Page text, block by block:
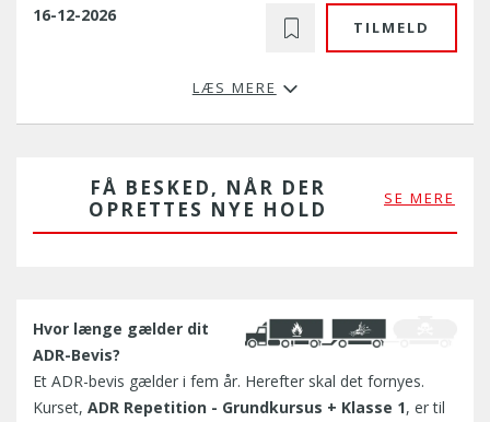
16-12-2026
LÆS MERE
TILMELD
FÅ BESKED, NÅR DER
OPRETTES NYE HOLD
SE MERE
Hvor længe gælder dit
ADR-Bevis?
Et ADR-bevis gælder i fem år. Herefter skal det fornyes.
Kurset, ADR Repetition - Grundkursus + Klasse 1, er til